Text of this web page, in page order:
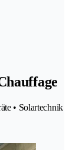
• Solartechnik